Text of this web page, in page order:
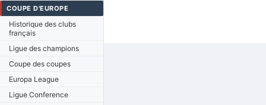
COUPE D'EUROPE
Historique des clubs
français
Ligue des champions
Coupe des coupes
Europa League
Ligue Conference